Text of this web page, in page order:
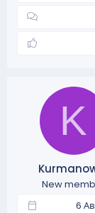
K
New
6